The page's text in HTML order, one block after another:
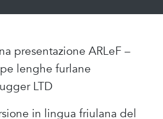
presentazione ARLeF –
lenghe furlane
LTD
in lingua friulana del